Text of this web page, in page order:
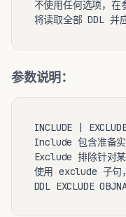
不使用任何选项，
参数说明：
INCLUDE |
Include 包含准备实
Exclude 排除针对某
使用 exclude 子句